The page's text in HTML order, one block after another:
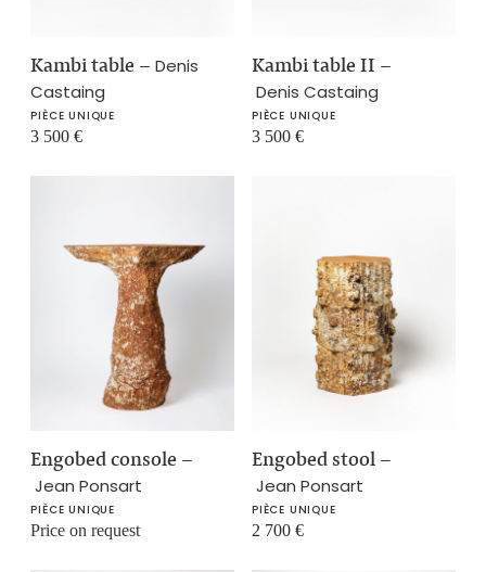
Kambi table – Denis
Castaing
PIÈCE UNIQUE
3 500€
Kambi table II –
Denis Castaing
PIÈCE UNIQUE
3 500 €
Engobed console –
Jean Ponsart
PIÈCE UNIQUE
Price on request
Engobed stool –
Jean Ponsart
PIÈCE UNIQUE
2 700 €